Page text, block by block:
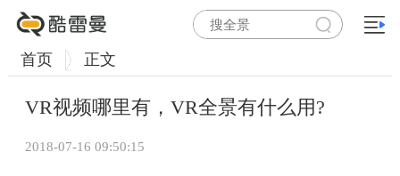
首页 正文
VR视频哪里有，VR全景有什么用?
2018-07-16 09:50:15